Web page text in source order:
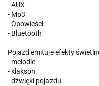
- AUX
- Mp3
- Opowieści
- Bluetooth
Pojazd emituje efekty
- melodie
- klakson
- dźwięki pojazdu